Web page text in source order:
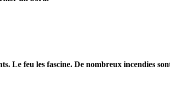
Le feu les fascine. De nombreux incendies